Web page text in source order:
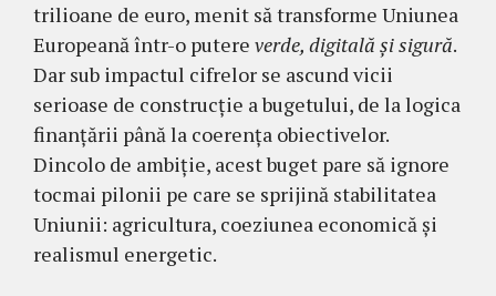
trilioane de euro, menit să transforme Uniunea
Europeană într-o putere verde, digitală și sigură.
Dar sub impactul cifrelor se ascund vicii
serioase de construcție a bugetului, de la logica
finanțării până la coerența obiectivelor.
Dincolo de ambiție, acest buget pare să ignore
tocmai pilonii pe care se sprijină stabilitatea
Uniunii: agricultura, coeziunea economică și
realismul energetic.